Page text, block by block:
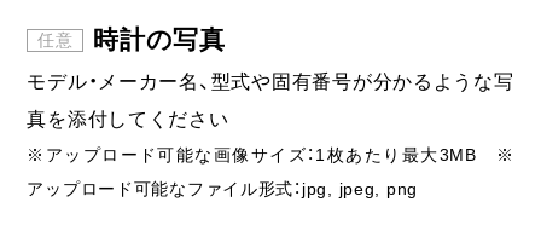
時計の写真
モデル・メーカー名、型式や固有番号が分かるような写
真を添付してください
※アップロード可能な画像サイズ：1枚あたり最大3MB ※
アップロード可能なファイル形式：jpg, jpeg, png